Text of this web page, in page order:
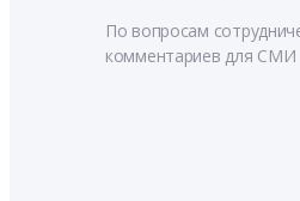
По вопросам
комментариев для СМИ